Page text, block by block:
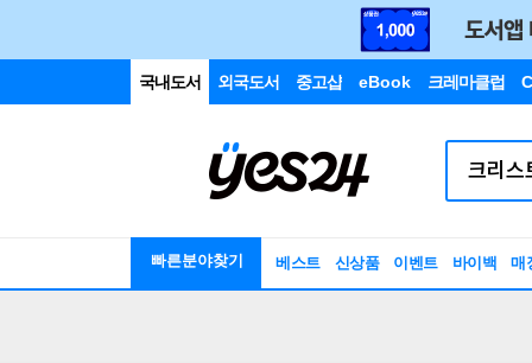
국내도서 외국도서 중고샵 eBook 크레마클럽
빠른분야찾기 베스트 신상품 이벤트 바이백 매